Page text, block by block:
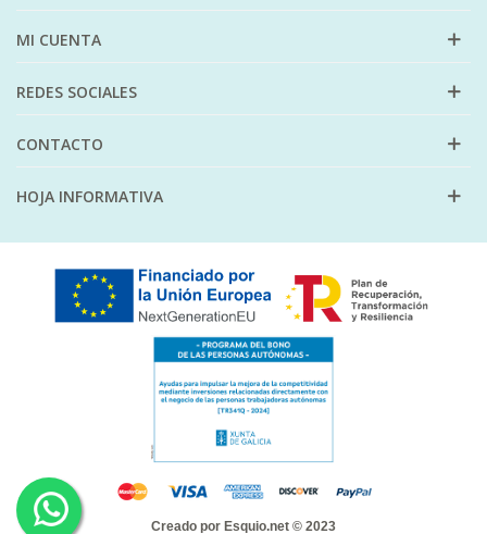
MI CUENTA
REDES SOCIALES
CONTACTO
HOJA INFORMATIVA
Creado por Esquio.net © 2023